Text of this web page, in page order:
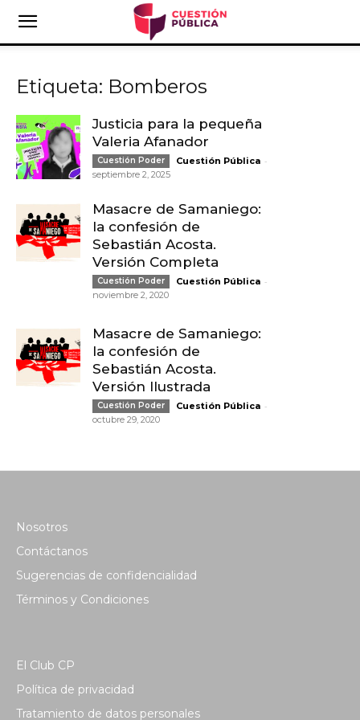
Etiqueta: Bomberos
Justicia para la pequeña
Valeria Afanador
Cuestión Poder Cuestión Pública -
septiembre 2, 2025
Masacre de Samaniego:
la confesión de
Sebastián Acosta.
Versión Completa
Cuestión Poder Cuestión Pública -
noviembre 2, 2020
Masacre de Samaniego:
la confesión de
Sebastián Acosta.
Versión Ilustrada
Cuestión Poder Cuestión Pública -
octubre 29, 2020
Nosotros
Contáctanos
Sugerencias de confidencialidad
Términos y Condiciones
El Club CP
Política de privacidad
Tratamiento de datos personales